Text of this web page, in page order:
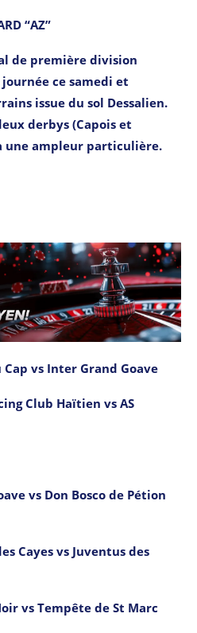
“AZ”
de première division
ce samedi et
issue du sol Dessalien.
derbys (Capois et
une ampleur particulière.
Cap vs Inter Grand Goave
Club Haïtien vs AS
vs Don Bosco de Pétion
Cayes vs Juventus des
vs Tempête de St Marc